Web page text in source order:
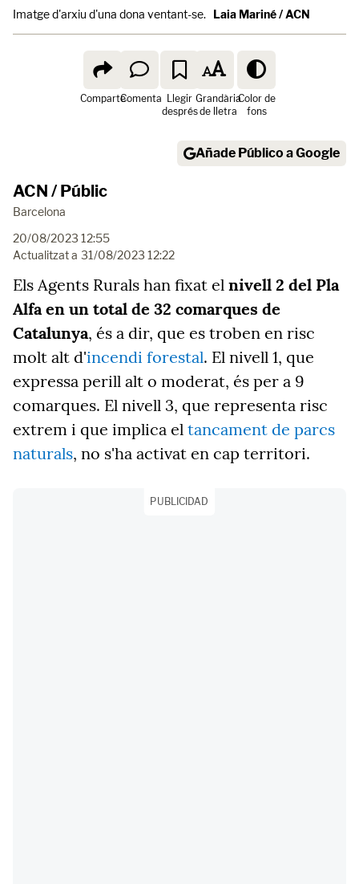
Imatge d'arxiu d'una dona ventant-se. Laia Mariné / ACN
ComparteComenta Llegir
després
Grandària
de lletra
Color de
fons
Añade Público a Google
ACN / Públic
Barcelona
20/08/2023 12:55
Actualitzat a 31/08/2023 12:22
Els Agents Rurals han fixat el nivell 2 del Pla
Alfa en un total de 32 comarques de
Catalunya, és a dir, que es troben en risc
molt alt d'incendi forestal. El nivell 1, que
expressa perill alt o moderat, és per a 9
comarques. El nivell 3, que representa risc
extrem i que implica el tancament de parcs
naturals, no s'ha activat en cap territori.
PUBLICIDAD